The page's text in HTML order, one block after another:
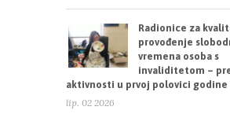
Radionice za
provođenje
vremena osoba s
invaliditetom –
aktivnosti u prvoj polovici godine
lip. 02 2026